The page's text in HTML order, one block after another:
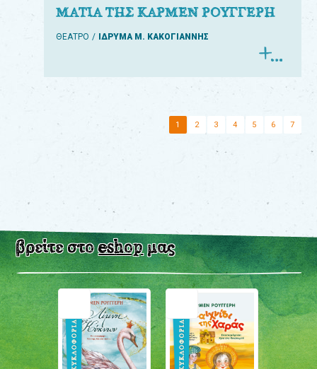
ΜΑΤΙΑ ΤΗΣ ΚΑΡΜΕΝ ΡΟΥΓΓΕΡΗ
ΘΕΑΤΡΟ ΙΔΡΥΜΑ Μ. ΚΑΚΟΓΙΑΝΝΗΣ
1 2 3 4 5 6 7
βρείτε στοeshopμας